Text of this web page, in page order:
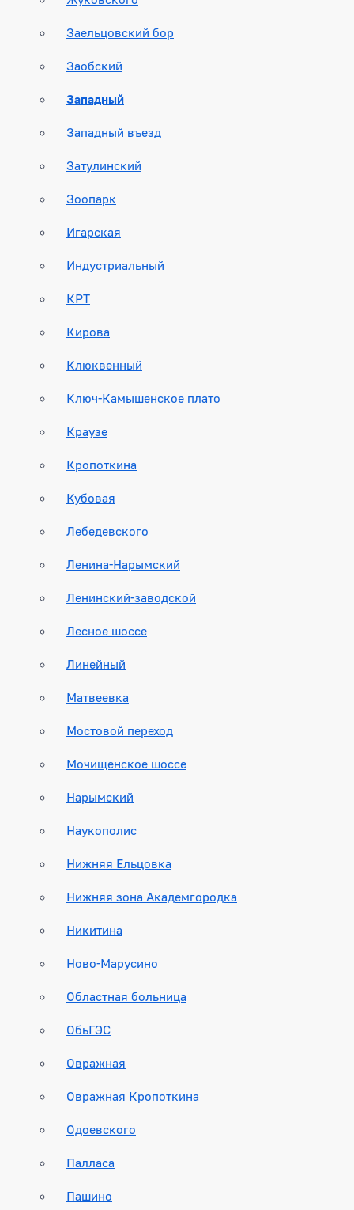
Заельцовский бор
Заобский
Западный
Западный въезд
Затулинский
Зоопарк
Игарская
Индустриальный
КРТ
Кирова
Клюквенный
Ключ-Камышенское плато
Краузе
Кропоткина
Кубовая
Лебедевского
Ленина-Нарымский
Ленинский-заводской
Лесное шоссе
Линейный
Матвеевка
Мостовой переход
Мочищенское шоссе
Нарымский
Наукополис
Нижняя Ельцовка
Нижняя зона Академгородка
Никитина
Ново-Марусино
Областная больница
ОбьГЭС
Овражная
Овражная Кропоткина
Одоевского
Палласа
Пашино